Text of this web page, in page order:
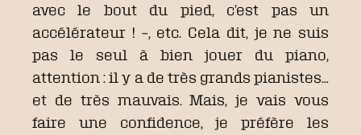
avec le bout du pied, c’est pas un
accélérateur ! –, etc. Cela dit, je ne suis
pas le seul à bien jouer du piano,
attention : il y a de très grands pianistes…
et de très mauvais. Mais, je vais vous
faire une confidence, je préfère les